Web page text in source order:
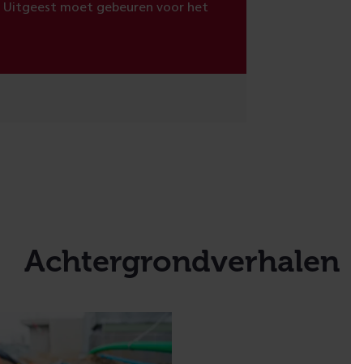
Uitgeest moet gebeuren voor het
Achtergrondverhalen